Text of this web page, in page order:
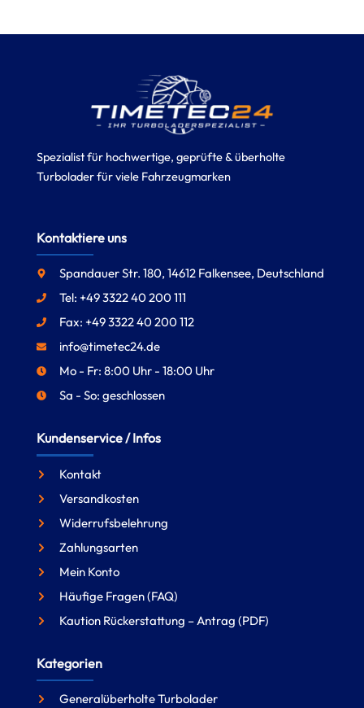
Spezialist für hochwertige, geprüfte & überholte
Turbolader für viele Fahrzeugmarken
Kontaktiere uns
Spandauer Str. 180, 14612 Falkensee, Deutschland
Tel: +49 3322 40 200 111
Fax: +49 3322 40 200 112
info@timetec24.de
Mo - Fr: 8:00 Uhr - 18:00 Uhr
Sa - So: geschlossen
Kundenservice / Infos
Kontakt
Versandkosten
Widerrufsbelehrung
Zahlungsarten
Mein Konto
Häufige Fragen (FAQ)
Kaution Rückerstattung – Antrag (PDF)
Kategorien
Generalüberholte Turbolader